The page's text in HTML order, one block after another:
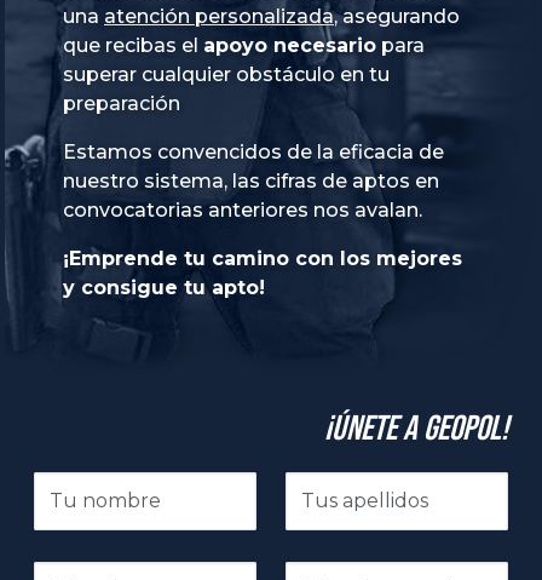
una atención personalizada, asegurando
que recibas el apoyo necesario para
superar cualquier obstáculo en tu
preparación
Estamos convencidos de la eficacia de
nuestro sistema, las cifras de aptos en
convocatorias anteriores nos avalan.
¡Emprende tu camino con los mejores
y consigue tu apto!
¡Únete a GeoPol!